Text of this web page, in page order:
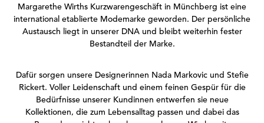
Margarethe Wirths Kurzwarengeschäft in Münchberg ist eine
international etablierte Modemarke geworden. Der persönliche
Austausch liegt in unserer DNA und bleibt weiterhin fester
Bestandteil der Marke.
Dafür sorgen unsere Designerinnen Nada Markovic und Stefie
Rickert. Voller Leidenschaft und einem feinen Gespür für die
Bedürfnisse unserer Kundinnen entwerfen sie neue
Kollektionen, die zum Lebensalltag passen und dabei das